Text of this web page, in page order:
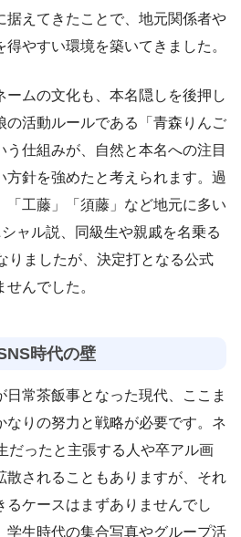
据えてきたことで、地元関係者や
やすい環境を築いてきました。
ームの文化も、本名隠しを後押し
の活動ルールである「青森りんご
仕組みが、自然と本名への注目
方針を強めたと考えられます。過
「工藤」「須藤」など地元に多い
ャル説、同級生や親戚を名乗る
りましたが、決定打となる公式
んでした。
時代の壁
常茶飯事となった現代、ここま
なりの努力と戦略が必要です。ネ
だったと主張する人や卒アル画
散されることもありますが、それ
るケースはまずありませんでし
学生時代の集合写真やグループ活